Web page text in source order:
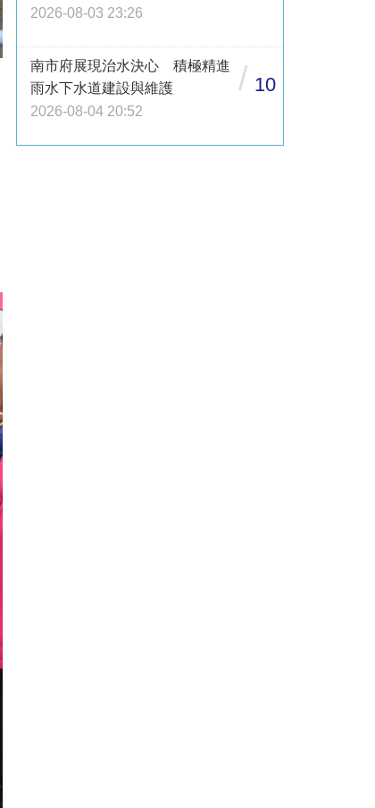
2026-08-03 23:26
南市府展現治水決心 積極精進
雨水下水道建設與維護
2026-08-04 20:52
/ 10